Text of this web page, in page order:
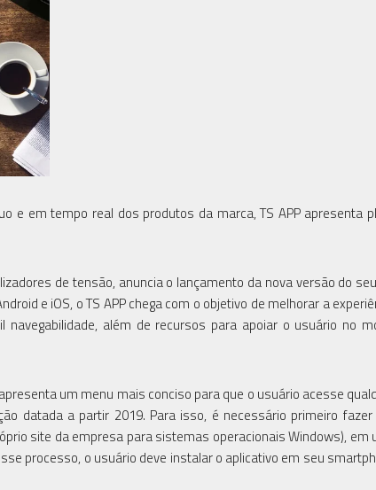
e em tempo real dos produtos da marca, TS APP apresenta
de tensão, anuncia o lançamento da nova versão do
e iOS, o TS APP chega com o objetivo de melhorar a
além de recursos para apoiar o usuário no
um menu mais conciso para que o usuário acesse
datada a partir 2019. Para isso, é necessário primeiro
site da empresa para sistemas operacionais Windows), em
processo, o usuário deve instalar o aplicativo em seu